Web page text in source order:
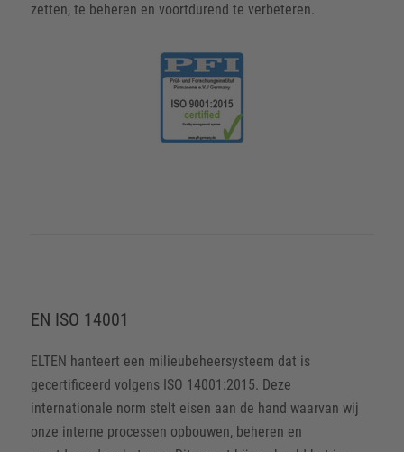
zetten, te beheren en voortdurend te verbeteren.
EN ISO 14001
ELTEN hanteert een milieubeheersysteem dat is
gecertificeerd volgens ISO 14001:2015. Deze
internationale norm stelt eisen aan de hand waarvan wij
onze interne processen opbouwen, beheren en